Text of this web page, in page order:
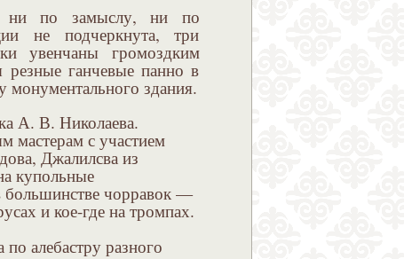
ни по замыслу, ни по
не подчеркнута, три
увенчаны громоздким
ганчевые панно в
монументального здания.
А. В. Николаева.
мастерам с участием
Джалилсва из
купольные
большинстве чорравок —
и кое-где на тромпах.
алебастру разного